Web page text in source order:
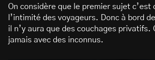
On considère que le premier sujet c’est
l’intimité des voyageurs. Donc à bord
il n’y aura que des couchages privatifs.
jamais avec des inconnus.